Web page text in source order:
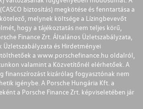
biztosítás) megkötése és fenntartása a
melynek költsége a Lízingbevevőt
hogy a tájékoztatás nem teljes körű,
Finance Zrt. Általános Üzletszabályzata,
és Hirdetményei
a www.porschefinance.hu oldalról,
valamint a Közvetítőnél elérhetőek. A
finanszírozást kizárólag fogyasztónak nem
igénybe. A Porsche Hungária Kft. a
a Porsche Finance Zrt. képviseletében jár